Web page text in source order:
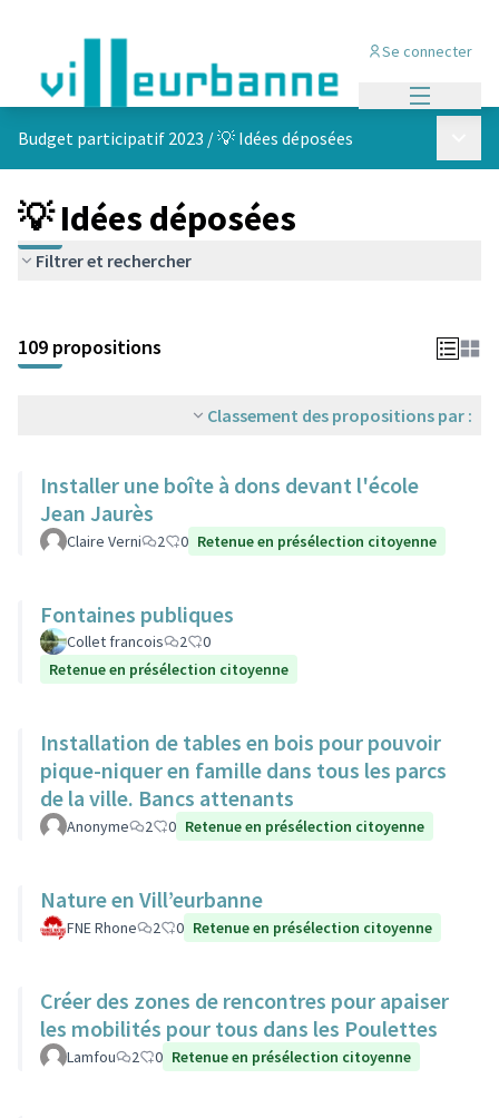
Se connecter
Budget participatif 2023 /💡 Idées déposées
💡 Idées déposées
Filtrer et rechercher
+
−
109 propositions
Classement des propositions par :
Installer une boîte à dons devant l'école
Jean Jaurès
Claire Verni 2 0 Retenue en présélection citoyenne
Fontaines publiques
Collet francois 2
0
Retenue en présélection citoyenne
Installation de tables en bois pour pouvoir
pique-niquer en famille dans tous les parcs
de la ville. Bancs attenants
Anonyme 2 0 Retenue en présélection citoyenne
Nature en Vill’eurbanne
FNE Rhone 2 0 Retenue en présélection citoyenne
Créer des zones de rencontres pour apaiser
les mobilités pour tous dans les Poulettes
Lamfou 2 0 Retenue en présélection citoyenne